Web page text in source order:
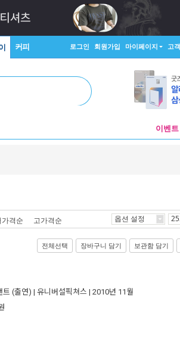
커피 로그인 회원가입 마이페이지 고
이벤트
가격순 고가격순 옵션 설정
전체선택 장바구니 담기 보관함 담기
트 (출연) | 유니버설픽쳐스 | 2010년 11월